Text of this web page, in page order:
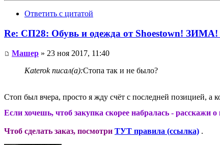
Ответить с цитатой
Re: СП28: Обувь и одежда от Shoestown!
Машер » 23 ноя 2017, 11:40
Katerok писал(а):Стопа так и не было?
Стоп был вчера, просто я жду счёт с последней позицией, а
Если хочешь, чтоб закупка скорее набралась - расскажи
Чтоб сделать заказ, посмотри ТУТ правила (ссылка) .